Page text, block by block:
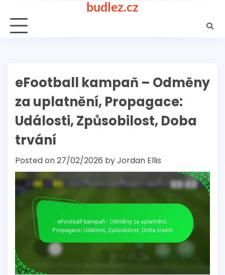
content
budlez.cz
eFootball kampaň – Odměny
za uplatnění, Propagace:
Události, Způsobilost, Doba
trvání
Posted on27/02/2026 byJordan Ellis